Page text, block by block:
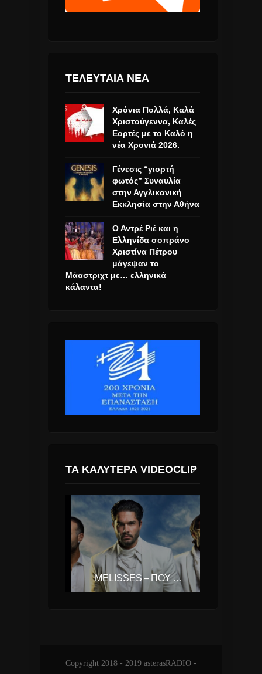
ΤΕΛΕΥΤΑΙΑ ΝΕΑ
Χρόνια Πολλά, Καλά
Χριστούγεννα, Καλές
Εορτές με το Καλό η
νέα Χρονιά 2026.
Γένεσις “γιορτή
φωτός” Συναυλία
στην Αγγλικανική
Εκκλησία στην Αθήνα
Ο Αντρέ Ριέ και η
Ελληνίδα σοπράνο
Χριστίνα Πέτρου
μάγεψαν το
Μάαστριχτ με… ελληνικά
κάλαντα!
ΤΑ ΚΑΛΎΤΕΡΑ VIDEOCLIP
MELISSES – ΠΟΥ ‘ΝΑΙ Η ΑΓΆΠΗ
Copyright 2018 - 2019 asterasRADIO -